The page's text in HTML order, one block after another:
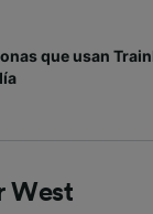
Trainline
West